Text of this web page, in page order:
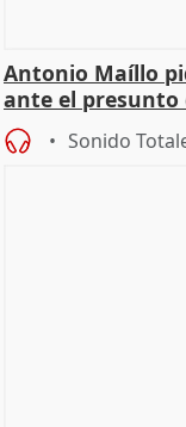
Antonio Maíllo
ante el presunto
Sonido